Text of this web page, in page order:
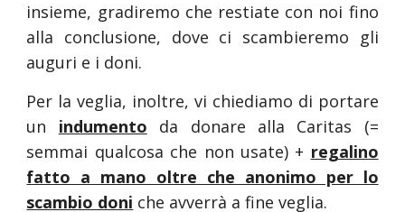
insieme, gradiremo che restiate con noi fino
alla conclusione, dove ci scambieremo gli
auguri e i doni.
Per la veglia, inoltre, vi chiediamo di portare
un indumento da donare alla Caritas (=
semmai qualcosa che non usate) + regalino
fatto a mano oltre che anonimo per lo
scambio doni che avverrà a fine veglia.